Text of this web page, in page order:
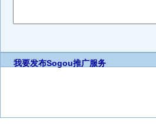
我要发布Sogou推广服务